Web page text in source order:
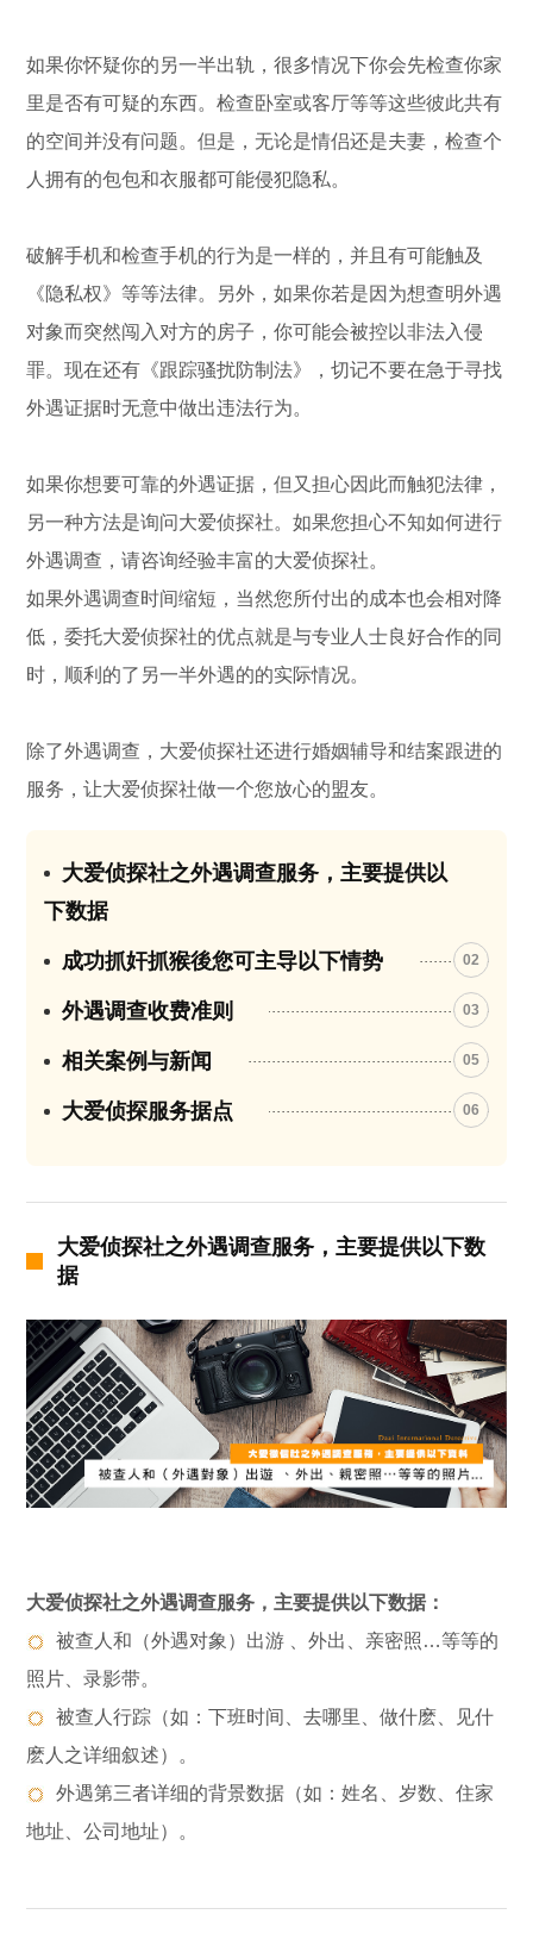
如果你怀疑你的另一半出轨，很多情况下你会先检查你家
里是否有可疑的东西。检查卧室或客厅等等这些彼此共有
的空间并没有问题。但是，无论是情侣还是夫妻，检查个
人拥有的包包和衣服都可能侵犯隐私。
破解手机和检查手机的行为是一样的，并且有可能触及
《隐私权》等等法律。另外，如果你若是因为想查明外遇
对象而突然闯入对方的房子，你可能会被控以非法入侵
罪。现在还有《跟踪骚扰防制法》，切记不要在急于寻找
外遇证据时无意中做出违法行为。
如果你想要可靠的外遇证据，但又担心因此而触犯法律，
另一种方法是询问大爱侦探社。如果您担心不知如何进行
外遇调查，请咨询经验丰富的大爱侦探社。
如果外遇调查时间缩短，当然您所付出的成本也会相对降
低，委托大爱侦探社的优点就是与专业人士良好合作的同
时，顺利的了另一半外遇的的实际情况。
除了外遇调查，大爱侦探社还进行婚姻辅导和结案跟进的
服务，让大爱侦探社做一个您放心的盟友。
大爱侦探社之外遇调查服务，主要提供以
下数据
成功抓奸抓猴後您可主导以下情势 02
外遇调查收费准则 03
相关案例与新闻 05
大爱侦探服务据点 06
大爱侦探社之外遇调查服务，主要提供以下数
据
大爱侦探社之外遇调查服务，主要提供以下数据：
被查人和（外遇对象）出游 、外出、亲密照…等等的
照片、录影带。
被查人行踪（如：下班时间、去哪里、做什麽、见什
麽人之详细叙述）。
外遇第三者详细的背景数据（如：姓名、岁数、住家
地址、公司地址）。